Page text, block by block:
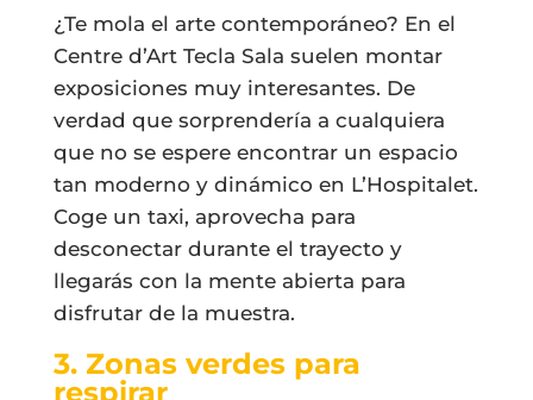
¿Te mola el arte contemporáneo? En el
Centre d’Art Tecla Sala suelen montar
exposiciones muy interesantes. De
verdad que sorprendería a cualquiera
que no se espere encontrar un espacio
tan moderno y dinámico en L’Hospitalet.
Coge un taxi, aprovecha para
desconectar durante el trayecto y
llegarás con la mente abierta para
disfrutar de la muestra.
3. Zonas verdes para
respirar